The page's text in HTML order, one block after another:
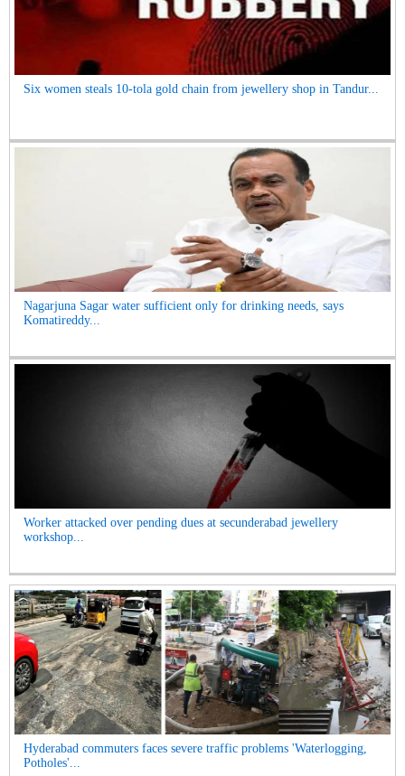
Six women steals 10-tola gold chain from jewellery shop in Tandur...
Nagarjuna Sagar water sufficient only for drinking needs, says
Komatireddy...
Worker attacked over pending dues at secunderabad jewellery
workshop...
Hyderabad commuters faces severe traffic problems 'Waterlogging,
Potholes'...